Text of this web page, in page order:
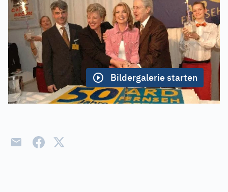
Bildergalerie starten